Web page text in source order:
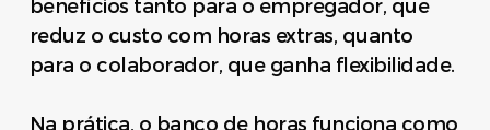
benefícios tanto para o empregador, que
reduz o custo com horas extras, quanto
para o colaborador, que ganha flexibilidade.
Na prática, o banco de horas funciona como